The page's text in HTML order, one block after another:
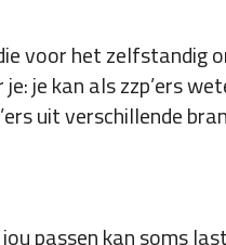
voor het zelfstandig
je kan als zzp’ers
uit verschillende
passen kan soms